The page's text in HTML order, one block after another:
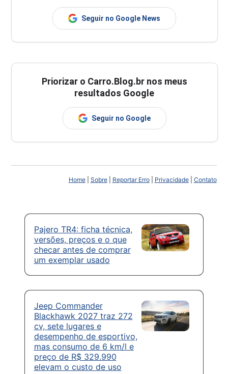
Seguir no Google News
Priorizar o Carro.Blog.br nos meus
resultados Google
Seguir no Google
Home| Sobre| Reportar Erro| Privacidade| Contato
Pajero TR4: ficha técnica,
versões, preços e o que
checar antes de comprar
um exemplar usado
Jeep Commander
Blackhawk 2027 traz 272
cv, sete lugares e
desempenho de esportivo,
mas consumo de 6 km/l e
preço de R$ 329.990
elevam o custo de uso